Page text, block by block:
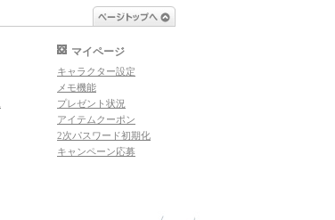
マイページ
キャラクター設定
メモ機能
プレゼント状況
アイテムクーポン
2次パスワード初期化
キャンペーン応募